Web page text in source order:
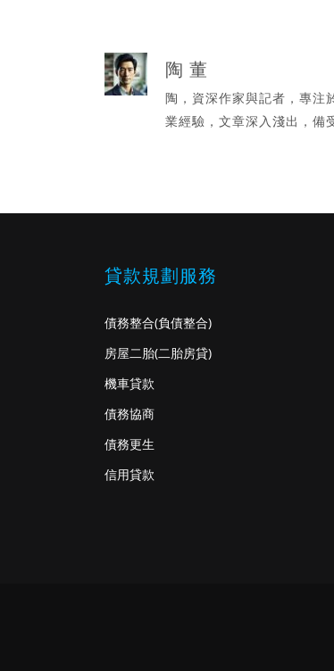
陶 董
陶，資深作家與記者，專注
業經驗，文章深入淺出，備
貸款規劃服務
債務整合(負債整合)
房屋二胎(二胎房貸)
機車貸款
債務協商
債務更生
信用貸款